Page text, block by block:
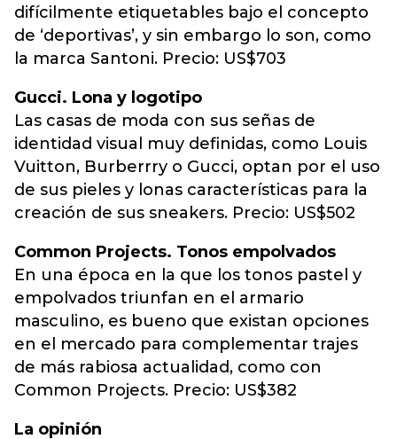
difícilmente etiquetables bajo el concepto
de ‘deportivas’, y sin embargo lo son, como
la marca Santoni. Precio: US$703
Gucci. Lona y logotipo
Las casas de moda con sus señas de
identidad visual muy definidas, como Louis
Vuitton, Burberrry o Gucci, optan por el uso
de sus pieles y lonas características para la
creación de sus sneakers. Precio: US$502
Common Projects. Tonos empolvados
En una época en la que los tonos pastel y
empolvados triunfan en el armario
masculino, es bueno que existan opciones
en el mercado para complementar trajes
de más rabiosa actualidad, como con
Common Projects. Precio: US$382
La opinión